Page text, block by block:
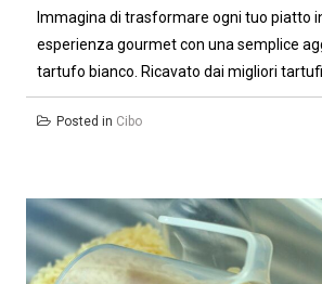
Immagina di trasformare ogni tuo piatto
esperienza gourmet con una semplice
tartufo bianco. Ricavato dai migliori tartufi
Posted in Cibo